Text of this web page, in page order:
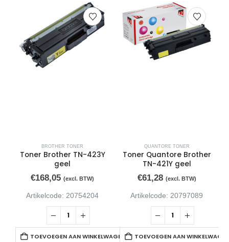
BROTHER TONER
Toner Brother TN-423Y
geel
€168,05 (excl. BTW)
Artikelcode: 20754204
TOEVOEGEN AAN WINKELWAGEN
QUANTORE TONER
Toner Quantore Brother
TN-421Y geel
€61,28 (excl. BTW)
Artikelcode: 20797089
TOEVOEGEN AAN